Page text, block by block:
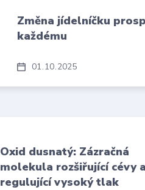
01 10 2025
Změna jídelníčku
každému
Oxid dusnatý: Zázračná
molekula rozšiřující cévy a
regulující vysoký tlak